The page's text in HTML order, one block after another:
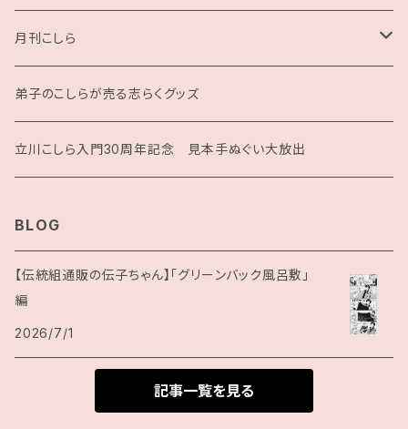
月刊こしら
月刊こしら用ファイル
月刊こしらバックナンバーセット（紙版）
弟子のこしらが売る志らくグッズ
立川こしら入門30周年記念 見本手ぬぐい大放出
BLOG
【伝統組通販の伝子ちゃん】「グリーンバック風呂敷」
編
2026/7/1
記事一覧を見る